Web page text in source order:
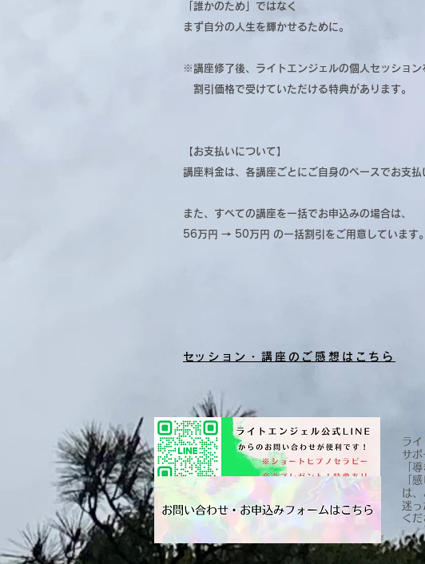
「誰かのため」ではなく
まず自分の人生を輝かせるために。
※講座修了後、ライトエンジェルの個人セッション
割引価格で受けていただける特典があります。
【お支払いについて】
講座料金は、各講座ごとにご自身のペースでお支払
また、すべての講座を一括でお申込みの場合は、
56万円 → 50万円 の一括割引をご用意しています。
​セッション・講座のご感想はこちら
ラ
サポ
「
「
は、
迷っ
くだ